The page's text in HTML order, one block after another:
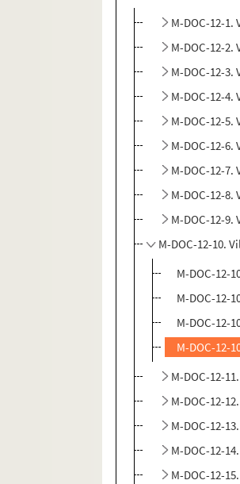
M-DOC-12-1.
M-DOC-12-2.
M-DOC-12-3.
M-DOC-12-4.
M-DOC-12-5.
M-DOC-12-6.
M-DOC-12-7.
M-DOC-12-8.
M-DOC-12-9.
M-DOC-12-10.
M-DOC-12-
M-DOC-12-
M-DOC-12-
M-DOC-12-
M-DOC-12-
M-DOC-12-
M-DOC-12-
M-DOC-12-
M-DOC-12-